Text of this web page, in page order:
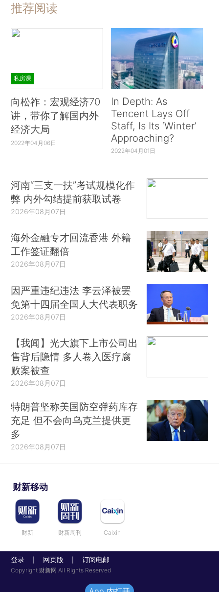
推荐阅读
私房课
向松祚：宏观经济70
讲，带你了解国内外
经济大局
2022年04月06日
In Depth: As
Tencent Lays Off
Staff, Is Its ‘Winter’
Approaching?
2022年04月01日
河南“三支一扶”考试规模化作
弊 内外勾结提前获取试卷
2026年08月07日
海外金融专才回流香港 外籍
工作签证翻倍
2026年08月07日
因严重违纪违法 李云泽被罢
免第十四届全国人大代表职务
2026年08月07日
【我闻】光大旗下上市公司出
售背后隐情 多人卷入医疗腐
败案被查
2026年08月07日
特朗普坚称美国防空弹药库存
充足 但不会向乌克兰提供更
多
2026年08月07日
财新移动
财新 财新周刊 Caixin
登录 网页版 订阅电邮
Copyright 财新网 All Rights Reserved